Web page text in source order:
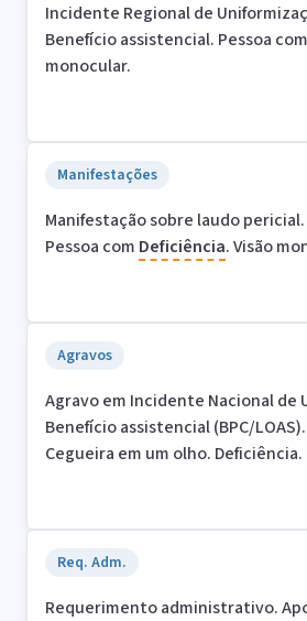
Incidente Regional de
Benefício assistencial. Pessoa com
monocular.
Manifestações
Manifestação sobre laudo
Pessoa com Deficiência. Visão
Agravos
Agravo em Incidente Nacional de
Benefício assistencial (BPC/
Cegueira em um olho. Deficiência.
Req. Adm.
Requerimento administrativo.